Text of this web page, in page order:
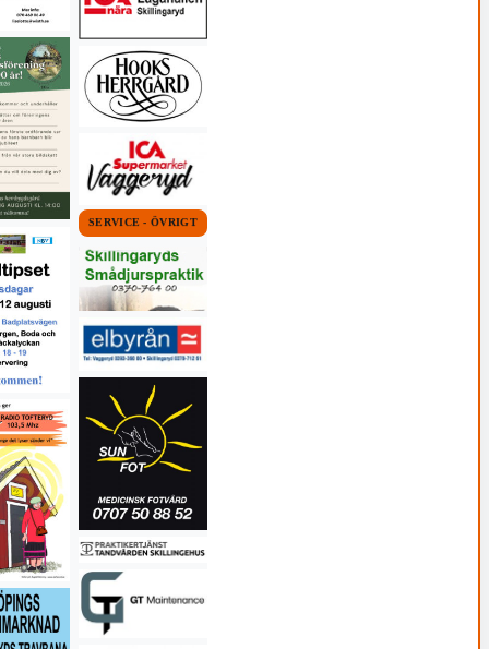
SERVICE - ÖVRIGT